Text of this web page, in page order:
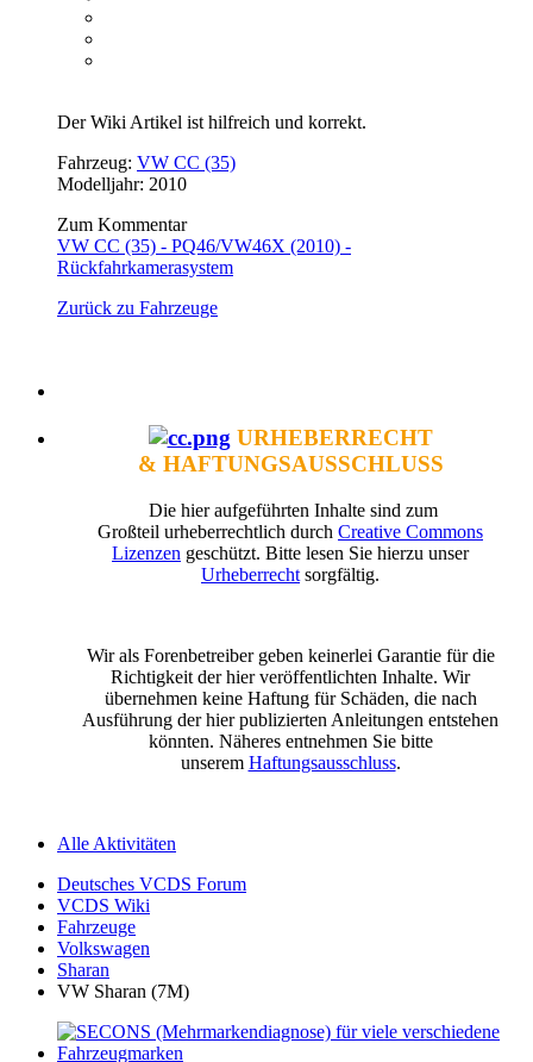
Der Wiki Artikel ist hilfreich und korrekt.
Fahrzeug: VW CC (35)
Modelljahr: 2010
Zum Kommentar
VW CC (35) - PQ46/VW46X (2010) -
Rückfahrkamerasystem
Zurück zu Fahrzeuge
URHEBERRECHT
& HAFTUNGSAUSSCHLUSS
Die hier aufgeführten Inhalte sind zum
Großteil urheberrechtlich durch Creative Commons
Lizenzen geschützt. Bitte lesen Sie hierzu unser
Urheberrecht sorgfältig.
Wir als Forenbetreiber geben keinerlei Garantie für die
Richtigkeit der hier veröffentlichten Inhalte. Wir
übernehmen keine Haftung für Schäden, die nach
Ausführung der hier publizierten Anleitungen entstehen
könnten. Näheres entnehmen Sie bitte
unserem Haftungsausschluss.
Alle Aktivitäten
Deutsches VCDS Forum
VCDS Wiki
Fahrzeuge
Volkswagen
Sharan
VW Sharan (7M)